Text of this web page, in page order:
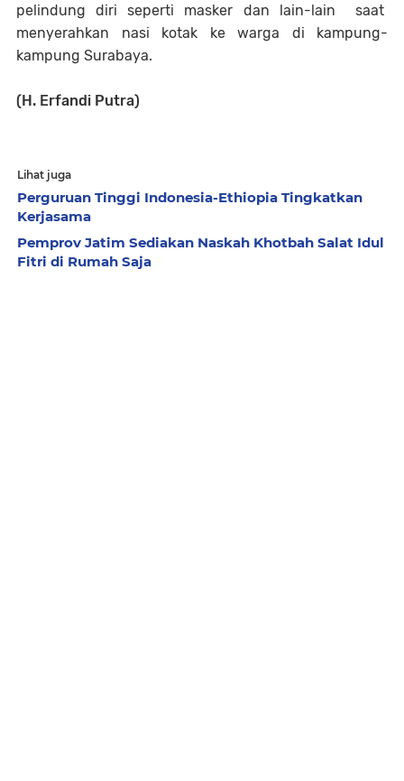
pelindung diri seperti masker dan lain-lain saat
menyerahkan nasi kotak ke warga di kampung-
kampung Surabaya.
(H. Erfandi Putra)
Lihat juga
Perguruan Tinggi Indonesia-Ethiopia Tingkatkan
Kerjasama
Pemprov Jatim Sediakan Naskah Khotbah Salat Idul
Fitri di Rumah Saja